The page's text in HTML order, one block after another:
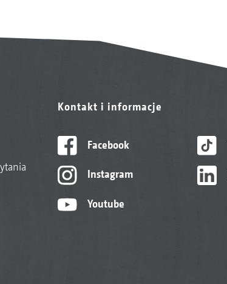
Kontakt i informacje
Facebook
Instagram
Youtube